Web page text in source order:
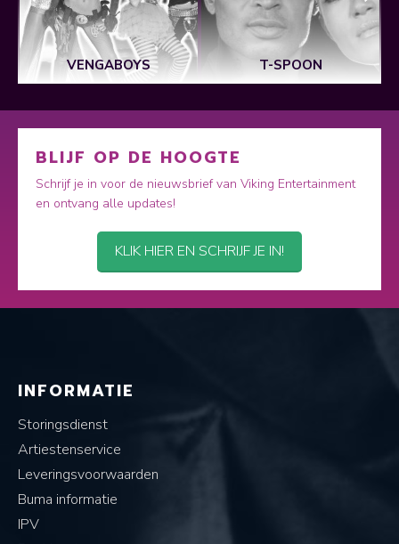
VENGABOYS T-SPOON
BLIJF OP DE HOOGTE
Schrijf je in voor de nieuwsbrief van Viking Entertainment
en ontvang alle updates!
KLIK HIER EN SCHRIJF JE IN!
INFORMATIE
Storingsdienst
Artiestenservice
Leveringsvoorwaarden
Buma informatie
IPV